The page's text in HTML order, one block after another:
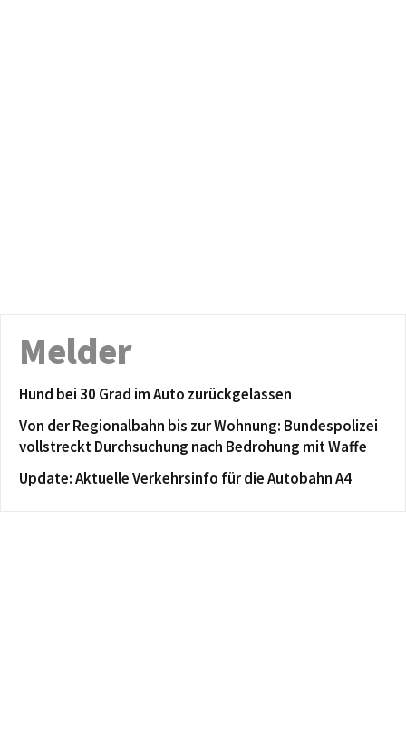
Melder
Hund bei 30 Grad im Auto zurückgelassen
Von der Regionalbahn bis zur Wohnung: Bundespolizei
vollstreckt Durchsuchung nach Bedrohung mit Waffe
Update: Aktuelle Verkehrsinfo für die Autobahn A4